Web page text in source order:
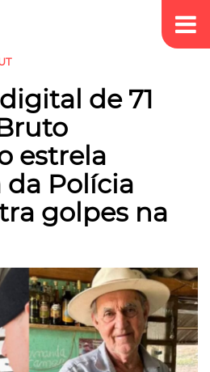
de 71
estrela
Polícia
golpes na